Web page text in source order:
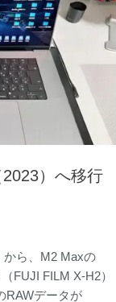
）へ移行
から、M2 Maxの
FUJI FILM X-H2）
RAWデータが